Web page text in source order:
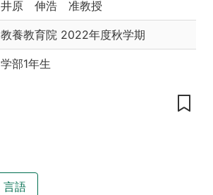
井原 伸浩 准教授
教養教育院 2022年度秋学期
学部1年生
言語